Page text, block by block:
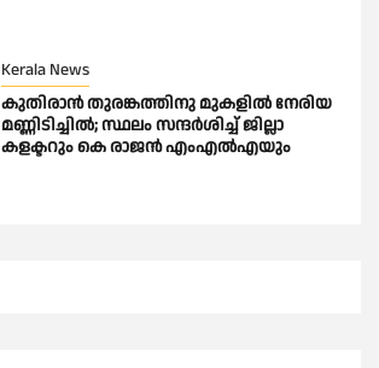
Kerala News
കുതിരാന്‍ തുരങ്കത്തിനു മുകളില്‍ നേരിയ
മണ്ണിടിച്ചില്‍; സ്ഥലം സന്ദര്‍ശിച്ച് ജില്ലാ
കളക്ടറും കെ രാജന്‍ എംഎല്‍എയും